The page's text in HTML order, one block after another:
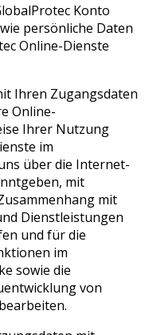
Konto
persönliche Daten
Online-Dienste
Ihren Zugangsdaten
Online-
Ihrer Nutzung
im
über die Internet-
mit
mit
Dienstleistungen
und für die
im
sowie die
von